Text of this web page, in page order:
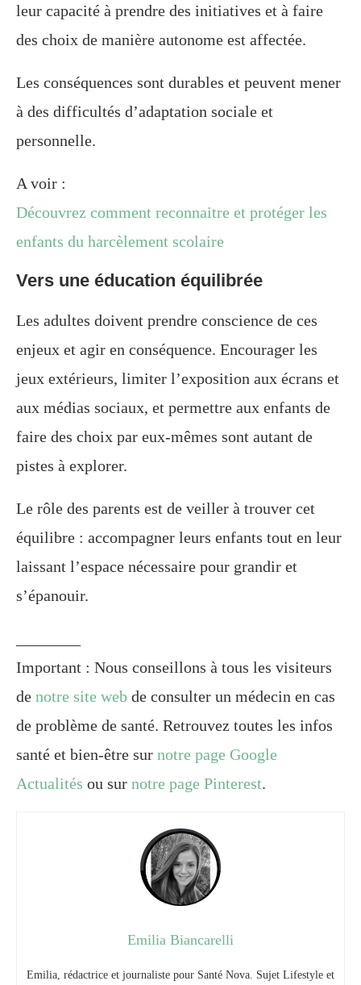
leur capacité à prendre des initiatives et à faire
des choix de manière autonome est affectée.
Les conséquences sont durables et peuvent mener
à des difficultés d’adaptation sociale et
personnelle.
A voir :
Découvrez comment reconnaitre et protéger les
enfants du harcèlement scolaire
Vers une éducation équilibrée
Les adultes doivent prendre conscience de ces
enjeux et agir en conséquence. Encourager les
jeux extérieurs, limiter l’exposition aux écrans et
aux médias sociaux, et permettre aux enfants de
faire des choix par eux-mêmes sont autant de
pistes à explorer.
Le rôle des parents est de veiller à trouver cet
équilibre : accompagner leurs enfants tout en leur
laissant l’espace nécessaire pour grandir et
s’épanouir.
Important : Nous conseillons à tous les visiteurs
de notre site web de consulter un médecin en cas
de problème de santé. Retrouvez toutes les infos
santé et bien-être sur notre page Google
Actualités ou sur notre page Pinterest.
Emilia Biancarelli
Emilia, rédactrice et journaliste pour Santé Nova. Sujet Lifestyle et